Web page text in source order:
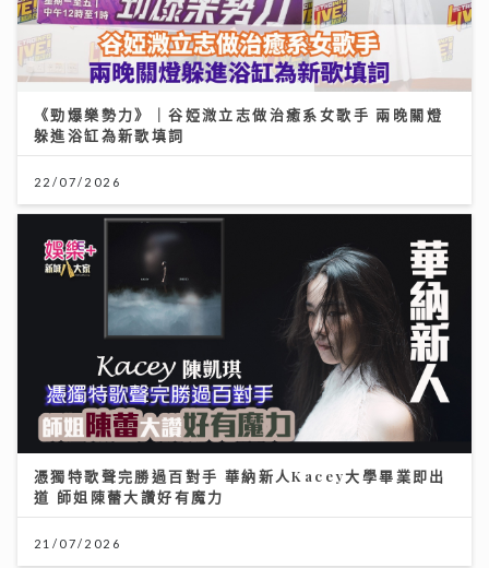
《勁爆樂勢力》｜谷婭溦立志做治癒系女歌手 兩晚關燈
躲進浴缸為新歌填詞
22/07/2026
憑獨特歌聲完勝過百對手 華納新人Kacey大學畢業即出
道 師姐陳蕾大讚好有魔力
21/07/2026